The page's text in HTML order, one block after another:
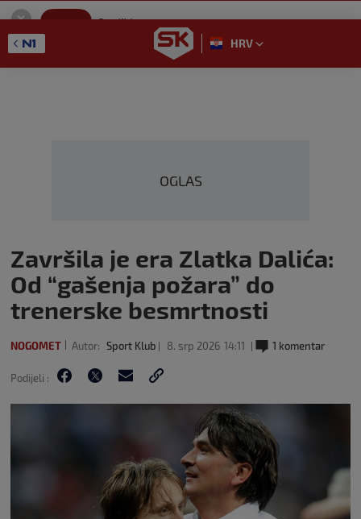
SportKlub
GET - On the Google Play
HRV
OGLAS
Završila je era Zlatka Dalića:
Od “gašenja požara” do
trenerske besmrtnosti
NOGOMET Autor: Sport Klub 8. srp 2026 14:11 1 komentar
Podijeli :